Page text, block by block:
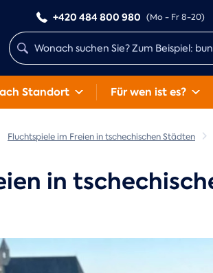
+420 484 800 980 (Mo - Fr 8-20)
Standort Für wen ist es?
Fluchtspiele im Freien in tschechischen Städten
in